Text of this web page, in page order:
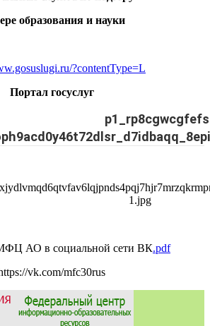
образования и науки
?contentType=L
Портал госуслуг
АО в социальной сети ВК.pdf
vk.com/mfc30rus